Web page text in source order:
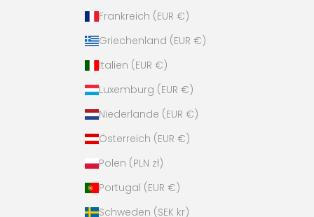
Frankreich (EUR €)
Griechenland (EUR €)
Italien (EUR €)
Luxemburg (EUR €)
Niederlande (EUR €)
Österreich (EUR €)
Polen (PLN zł)
Portugal (EUR €)
Schweden (SEK kr)